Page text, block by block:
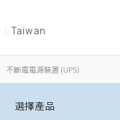
Taiwan
不斷電電源裝置 (UPS)
選擇產品